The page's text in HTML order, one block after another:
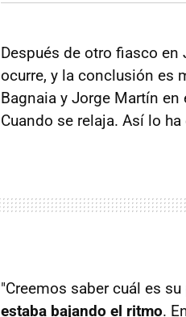
Después de otro fiasco en
ocurre, y la conclusión es
Bagnaia y Jorge Martín en
Cuando se relaja. Así lo
"Creemos saber cuál es
estaba bajando el ritmo.